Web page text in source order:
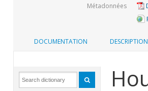
Métadonnées
DOCUMENTATION